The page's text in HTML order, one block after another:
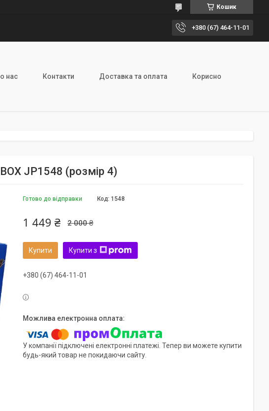
Кошик
+380 (67) 464-11-01
нас Контакти Доставка та оплата Корисно
JP1548 (розмір 4)
Готово до відправки Код: 1548
2 000 ₴
1 449 ₴
Купити Купити з
+380 (67) 464-11-01
У компанії підключені електронні платежі. Тепер ви можете купити
будь-який товар не покидаючи сайту.